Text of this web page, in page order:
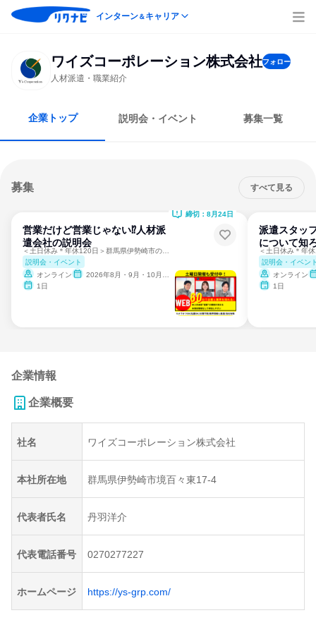
インターン＆キャリア
ワイズコーポレーション株式会社フォロー
人材派遣・職業紹介
企業トップ 説明会・イベント 募集一覧
募集 すべて見る
営業だけど営業じゃない⁉人材派
遣会社の説明会
説明会・イベント
オンライン
2026年8月・9月・10月・11月・12月、2027年1月・2月
1日
締切：8月24日
派遣スタッ
について知
説明会・イベン
オンライン
1日
企業情報
企業概要
社名 ワイズコーポレーション株式会社
本社所在地 群馬県伊勢崎市境百々東17-4
代表者氏名 丹羽洋介
代表電話番号 0270277227
ホームページ https://ys-grp.com/